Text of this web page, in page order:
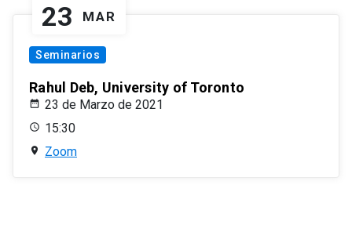
23 MAR
Seminarios
Rahul Deb, University of Toronto
23 de Marzo de 2021
15:30
Zoom